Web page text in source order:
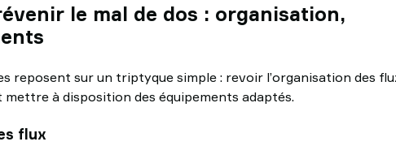
le mal de dos : organisation,
reposent sur un triptyque simple : revoir l’organisation des
à disposition des équipements adaptés.
flux